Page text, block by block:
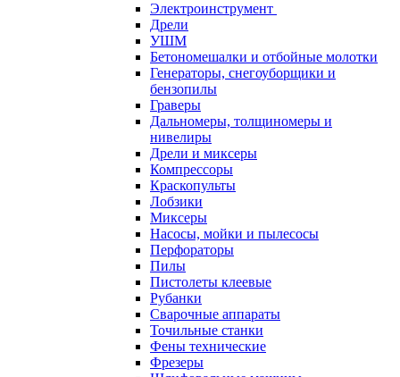
Электроинструмент
Дрели
УШМ
Бетономешалки и отбойные молотки
Генераторы, снегоуборщики и
бензопилы
Граверы
Дальномеры, толщиномеры и
нивелиры
Дрели и миксеры
Компрессоры
Краскопульты
Лобзики
Миксеры
Насосы, мойки и пылесосы
Перфораторы
Пилы
Пистолеты клеевые
Рубанки
Сварочные аппараты
Точильные станки
Фены технические
Фрезеры